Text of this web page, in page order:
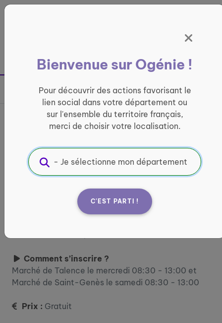
France entière
Bienvenue sur Ogénie !
Pour découvrir des actions favorisant le
lien social dans votre département ou
sur l'ensemble du territoire français,
merci de choisir votre localisation.
C'EST PARTI !
Partager sur
Bus France services de
Talence
INFORMATIQUE ET ACCÈS AUX DROITS
Informations pratiques :
Comment s’inscrire ?
Marché de Talence le mercredi 08:30 - 13:00 et
Marché de Saint-Genès le samedi 08:30 - 13:00
Prix : Gratuit
Panneau de gestion des cookies